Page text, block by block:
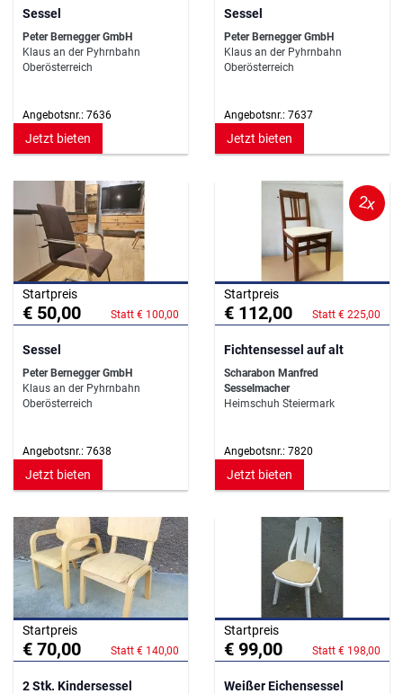
Sessel
Peter Bernegger GmbH
Klaus an der Pyhrnbahn
Oberösterreich
Angebotsnr.: 7636
Jetzt bieten
Sessel
Peter Bernegger GmbH
Klaus an der Pyhrnbahn
Oberösterreich
Angebotsnr.: 7637
Jetzt bieten
Startpreis
€ 50,00 Statt € 100,00
Sessel
Peter Bernegger GmbH
Klaus an der Pyhrnbahn
Oberösterreich
Angebotsnr.: 7638
Jetzt bieten
2x
Startpreis
€ 112,00 Statt € 225,00
Fichtensessel auf alt
Scharabon Manfred
Sesselmacher
Heimschuh Steiermark
Angebotsnr.: 7820
Jetzt bieten
Startpreis
€ 70,00 Statt € 140,00
2 Stk. Kindersessel
Startpreis
€ 99,00 Statt € 198,00
Weißer Eichensessel